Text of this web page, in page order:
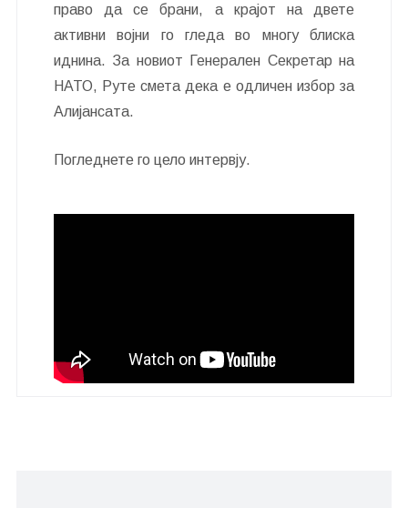
право да се брани, а крајот на двете
активни војни го гледа во многу блиска
иднина. За новиот Генерален Секретар на
НАТО, Руте смета дека е одличен избор за
Алијансата.
Погледнете го цело интервју.